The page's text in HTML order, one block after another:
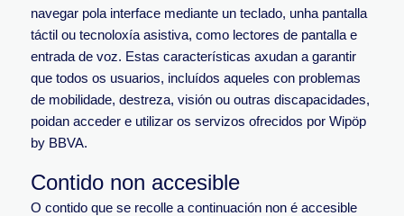
navegar pola interface mediante un teclado, unha pantalla
táctil ou tecnoloxía asistiva, como lectores de pantalla e
entrada de voz. Estas características axudan a garantir
que todos os usuarios, incluídos aqueles con problemas
de mobilidade, destreza, visión ou outras discapacidades,
poidan acceder e utilizar os servizos ofrecidos por Wipöp
by BBVA.
Contido non accesible
O contido que se recolle a continuación non é accesible